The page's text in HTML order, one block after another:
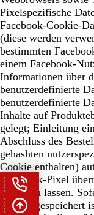
Pixelspezifische
Facebook-Cookie-
(diese werden
bestimmten
einem Facebook-
Informationen über
benutzerdefinierte
benutzerdefinierte
Inhalte auf
gelegt; Einleitung
Abschluss des
gehashten
Cookie enthalten)
Facebook-Pixel
zuordnen lassen.
Cookie gespeichert